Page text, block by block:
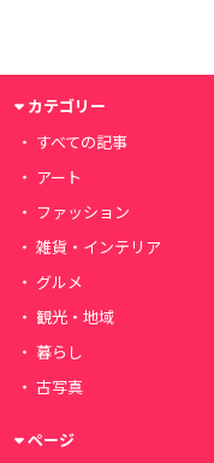
カテゴリー
すべての記事
アート
ファッション
雑貨・インテリア
グルメ
観光・地域
暮らし
古写真
ページ